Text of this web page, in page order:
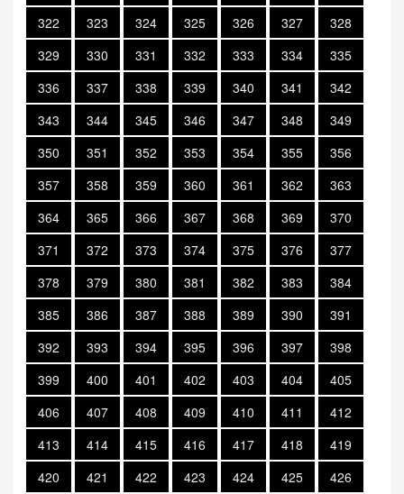
322
323 324 325 326 327
328
329
330 331 332 333 334
335
336
337 338 339 340 341
342
343
344 345 346 347 348
349
350
351 352 353 354 355
356
357
358 359 360 361 362
363
364
365 366 367 368 369
370
371
372 373 374 375 376
377
378
379 380 381 382 383
384
385
386 387 388 389 390
391
392
393 394 395 396 397
398
399
400 401 402 403 404
405
406
407 408 409 410 411
412
413
414 415 416 417 418
419
420
421 422 423 424 425 426